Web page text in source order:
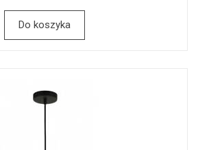
Do koszyka